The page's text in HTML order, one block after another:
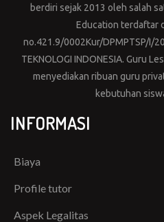
berdiri sejak 2013 oleh salah
Education terdaftar
no.421.9/0002Kur/DPMPTSP/I/
TEKNOLOGI INDONESIA. Guru
menyediakan ribuan guru
kebutuhan
INFORMASI
Biaya
Profile tutor
Aspek Legalitas